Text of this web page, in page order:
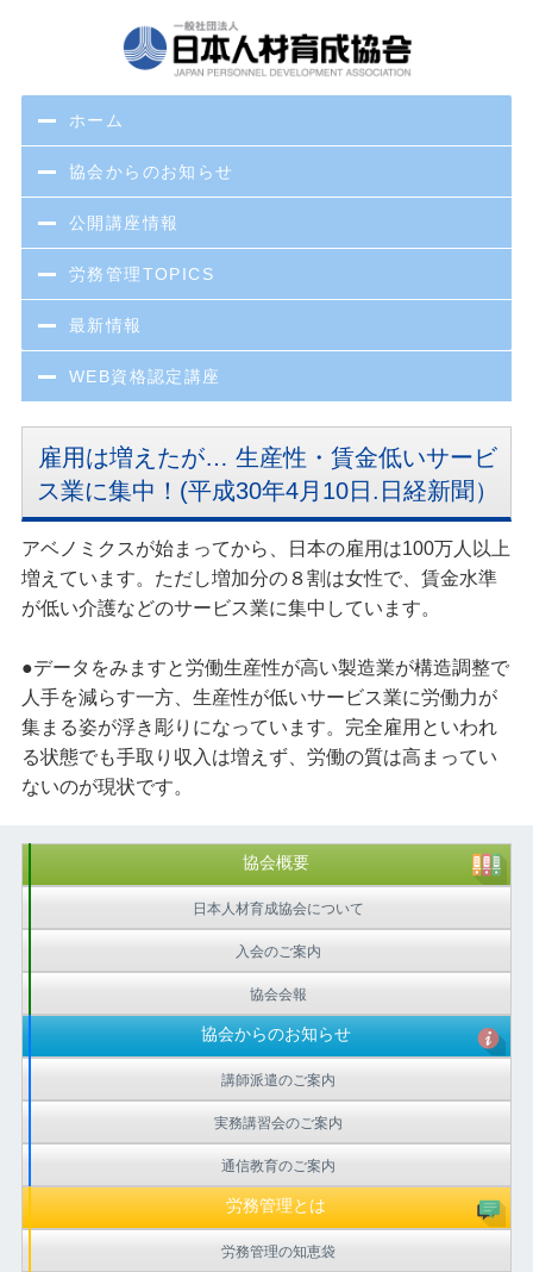
ホーム
協会からのお知らせ
公開講座情報
労務管理TOPICS
最新情報
WEB資格認定講座
雇用は増えたが… 生産性・賃金低いサービ
ス業に集中！(平成30年4月10日.日経新聞）
アベノミクスが始まってから、日本の雇用は100万人以上
増えています。ただし増加分の８割は女性で、賃金水準
が低い介護などのサービス業に集中しています。
●データをみますと労働生産性が高い製造業が構造調整で
人手を減らす一方、生産性が低いサービス業に労働力が
集まる姿が浮き彫りになっています。完全雇用といわれ
る状態でも手取り収入は増えず、労働の質は高まってい
ないのが現状です。
協会概要
日本人材育成協会について
入会のご案内
協会会報
協会からのお知らせ
講師派遣のご案内
実務講習会のご案内
通信教育のご案内
労務管理とは
労務管理の知恵袋